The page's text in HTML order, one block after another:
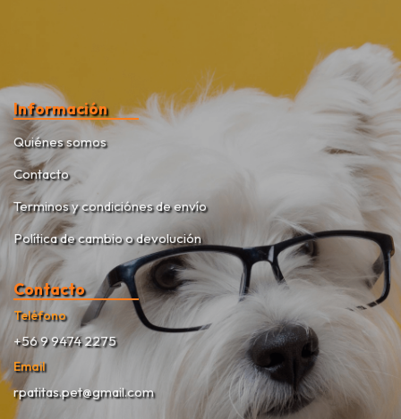
Información
Quiénes somos
Contacto
Terminos y condiciónes de envío
Política de cambio o devolución
Contacto
Teléfono
+56 9 9474 2275
Email
rpatitas.pet@gmail.com